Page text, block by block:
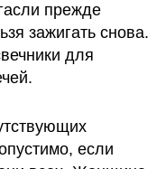
прежде
зажигать снова.
для
если